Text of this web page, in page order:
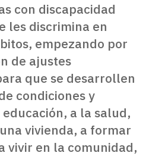
con discapacidad
les discrimina en
empezando por
de ajustes
que se desarrollen
condiciones y
a la salud,
vivienda, a formar
vivir en la comunidad,